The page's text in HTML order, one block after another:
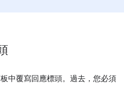
中覆寫回應標頭。過去，您必須